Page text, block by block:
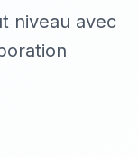
niveau avec